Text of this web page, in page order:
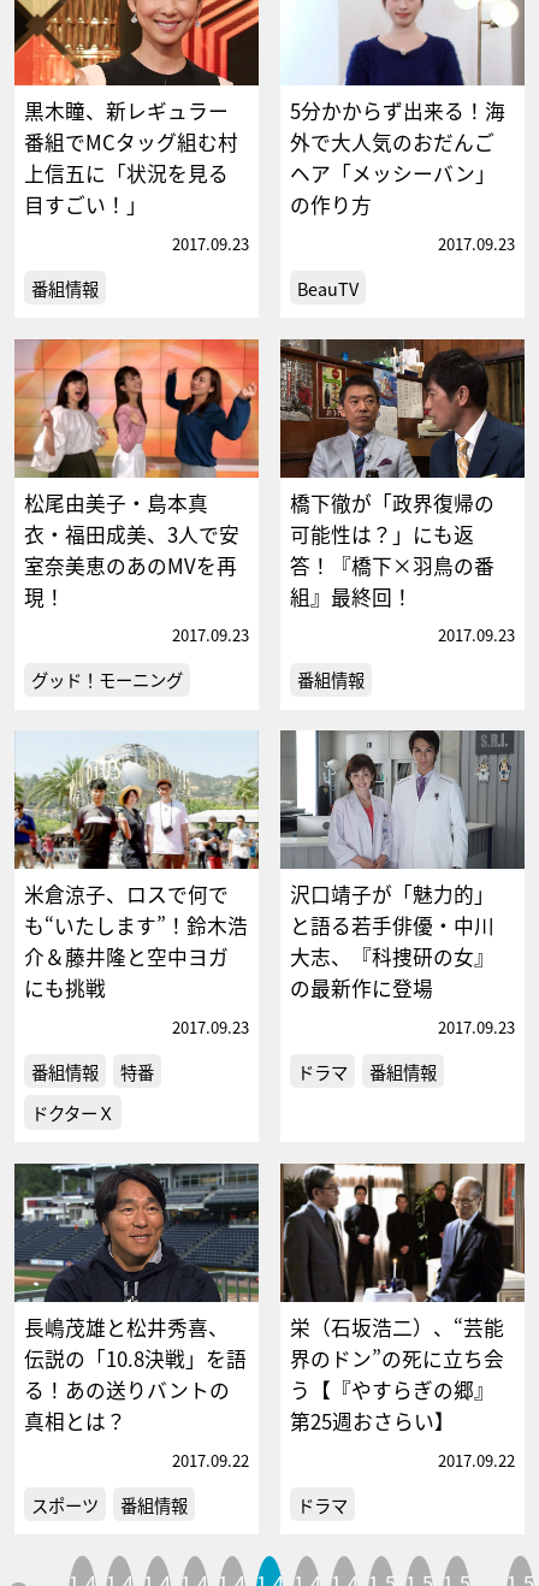
黒木瞳、新レギュラー
番組でMCタッグ組む村
上信五に「状況を見る
目すごい！」
2017.09.23
番組情報
5分かからず出来る！海
外で大人気のおだんご
ヘア「メッシーバン」
の作り方
2017.09.23
BeauTV
松尾由美子・島本真
衣・福田成美、3人で安
室奈美恵のあのMVを再
現！
2017.09.23
グッド！モーニング
橋下徹が「政界復帰の
可能性は？」にも返
答！『橋下×羽鳥の番
組』最終回！
2017.09.23
番組情報
米倉涼子、ロスで何で
も“いたします”！鈴木浩
介＆藤井隆と空中ヨガ
にも挑戦
2017.09.23
番組情報
特番
ドクターＸ
沢口靖子が「魅力的」
と語る若手俳優・中川
大志、『科捜研の女』
の最新作に登場
2017.09.23
ドラマ 番組情報
長嶋茂雄と松井秀喜、
伝説の「10.8決戦」を語
る！あの送りバントの
真相とは？
2017.09.22
スポーツ 番組情報
栄（石坂浩二）、“芸能
界のドン”の死に立ち会
う【『やすらぎの郷』
第25週おさらい】
2017.09.22
ドラマ